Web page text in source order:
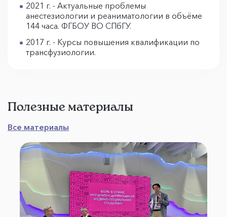
2021 г. - Актуальные проблемы
анестезиологии и реаниматологии в объёме
144 часа. ФГБОУ ВО СПбГУ.
2017 г. - Курсы повышения квалификации по
трансфузиологии.
Полезные материалы
Все материалы